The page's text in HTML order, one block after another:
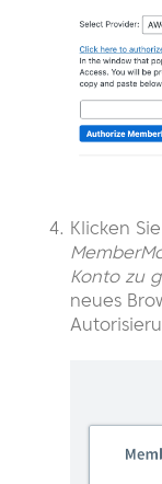
Klicken
Konto zu
neues